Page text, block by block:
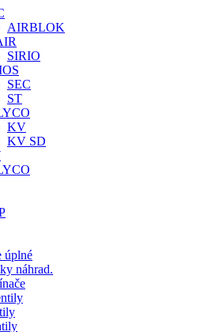
AIRBLOK
SIRIO
SEC
ST
KV
KV SD
úplné
náhrad.